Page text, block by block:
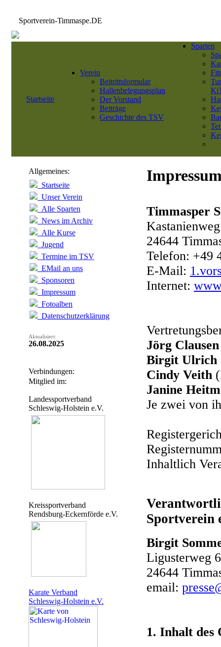
Sportverein-Timmaspe.DE
Startseite
Verein
Beitrittsformular
Hallenbelegungsplan
Der Vorstand
Beiträge
Geschichte des TSV
Sparten
Allgemeines:
Startseite
Unser Verein
Alle Sparten
News im Archiv
Alle Kurse
Jugend
Termine im TSV
EMail an uns
Sponsoren
Impressum
Fotoalben
Datenschutzerklärung
Aktualisiert:
26.08.2025
Verbindungen:
Mitglied im:
Landessportverband
Schleswig-Holstein e.V.
Kreissportverband
Rendsburg-Eckernförde e.V.
Karate Verband
Schleswig-Holstein e.V.
Timmasper
24644
Telefon: +49
E-Mail:
Internet:
Jörg Clausen
Birgit Ulrich
Cindy Veith
Janine
Je zwei von
Inhaltlich
Sportverein
Birgit
Ligusterweg
24644
email:
1. Inhalt des